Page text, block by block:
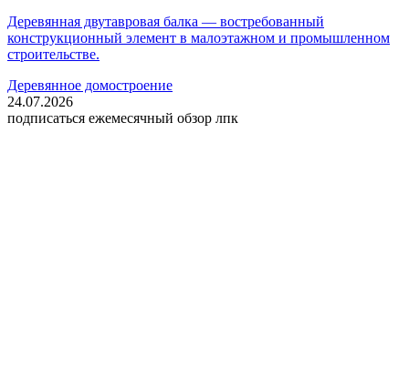
Деревянная двутавровая балка — востребованный
конструкционный элемент в малоэтажном и промышленном
строительстве.
Деревянное домостроение
24.07.2026
подписаться ежемесячный обзор лпк